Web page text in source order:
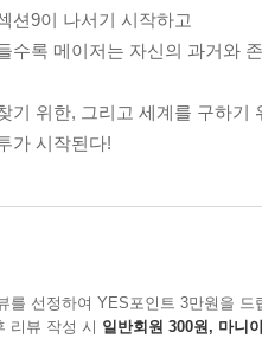
션9이 나서기 시작하고
수록 메이저는 자신의 과거와
기 위한, 그리고 세계를 구하기
가 시작된다!
를 선정하여 YES포인트 3만원을 드
리뷰 작성 시 일반회원 300원, 마니